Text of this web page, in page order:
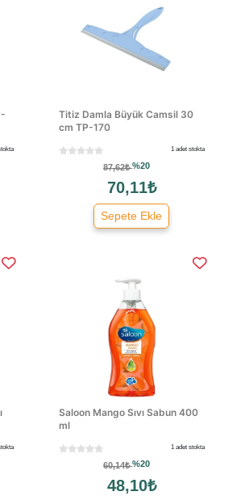
Titiz Damla Büyük Camsil 30
cm TP-170
1 adet stokta
87,62₺%20
70,11₺
Sepete Ekle
Saloon Mango Sıvı Sabun 400
ml
1 adet stokta
60,14₺%20
48,10₺